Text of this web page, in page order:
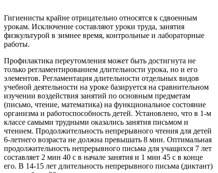
Гигиенисты крайне отрицательно относятся к сдвоенным
урокам. Исключение составляют уроки труда, занятия
физкультурой в зимнее время, контрольные и лабораторные
работы.
Профилактика переутомления может быть достигнута не
только регламентированием длительности урока, но и его
элементов. Регламентация длительности отдельных видов
учебной деятельности на уроке базируется на сравнительном
изучении воздействия занятий по основным предметам
(письмо, чтение, математика) на функциональное состояние
организма и работоспособность детей. Установлено, что в 1-м
классе самыми трудными оказались занятия письмом и
чтением. Продолжительность непрерывного чтения для детей
6-летнего возраста не должна превышать 8 мин. Оптимальная
продолжительность непрерывного письма для учащихся 7 лет
составляет 2 мин 40 с в начале занятия и 1 мин 45 с в конце
его. В 14-15 лет длительность непрерывного письма (диктант)